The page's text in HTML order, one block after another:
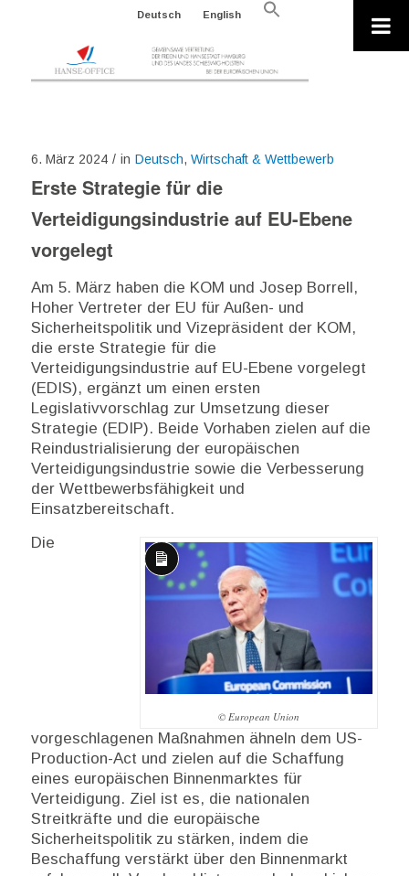
Deutsch English
Search
6. März 2024 / in Deutsch, Wirtschaft & Wettbewerb
Erste Strategie für die
Verteidigungsindustrie auf EU-Ebene
vorgelegt
Am 5. März haben die KOM und Josep Borrell,
Hoher Vertreter der EU für Außen- und
Sicherheitspolitik und Vizepräsident der KOM,
die erste Strategie für die
Verteidigungsindustrie auf EU-Ebene vorgelegt
(EDIS), ergänzt um einen ersten
Legislativvorschlag zur Umsetzung dieser
Strategie (EDIP). Beide Vorhaben zielen auf die
Reindustrialisierung der europäischen
Verteidigungsindustrie sowie die Verbesserung
der Wettbewerbsfähigkeit und
Einsatzbereitschaft.
Lange
Beschreibung
© European Union
Die
vorgeschlagenen Maßnahmen ähneln dem US-
Production-Act und zielen auf die Schaffung
eines europäischen Binnenmarktes für
Verteidigung. Ziel ist es, die nationalen
Streitkräfte und die europäische
Sicherheitspolitik zu stärken, indem die
Beschaffung verstärkt über den Binnenmarkt